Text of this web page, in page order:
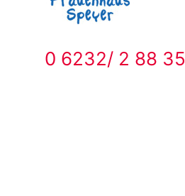
0 6232/ 2 88 35